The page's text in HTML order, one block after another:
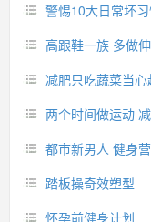
警惕10大日常坏
高跟鞋一族 多做
减肥只吃蔬菜当
两个时间做运动
都市新男人 健身
踏板操奇效塑型
怀孕前健身计划